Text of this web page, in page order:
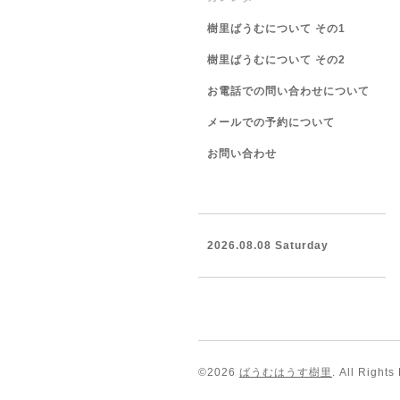
樹里ばうむについて その1
樹里ばうむについて その2
お電話での問い合わせについて
メールでの予約について
お問い合わせ
2026.08.08 Saturday
©2026 ばうむはうす樹里 . All Rights